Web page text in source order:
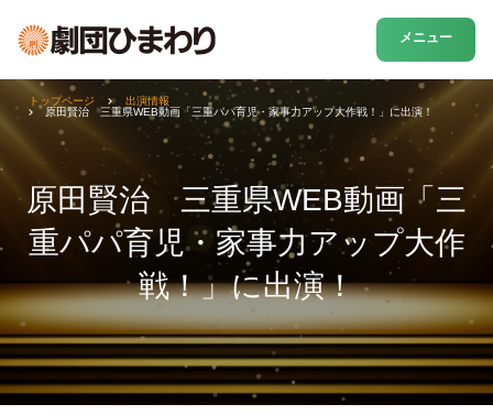
メニュー
原田賢治 三重県WEB動画「三
重パパ育児・家事力アップ大作
戦！」に出演！
トップページ
出演情報
原田賢治 三重県WEB動画「三重パパ育児・家事力アップ大作戦！」に出演！